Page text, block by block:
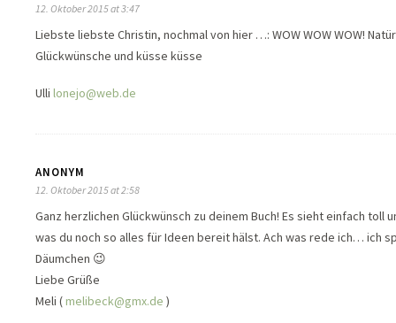
12. Oktober 2015 at 3:47
Liebste liebste Christin, nochmal von hier …: WOW WOW WOW!
Glückwünsche und küsse küsse
Ulli lonejo@web.de
ANONYM
12. Oktober 2015 at 2:58
Ganz herzlichen Glückwünsch zu deinem Buch! Es sieht einfach
was du noch so alles für Ideen bereit hälst. Ach was rede ich… ich
Däumchen 😉
Liebe Grüße
Meli (melibeck@gmx.de )